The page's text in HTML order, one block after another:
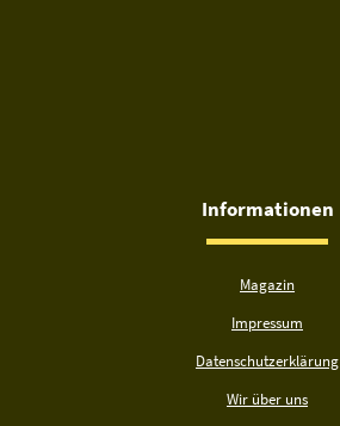
Informationen
Magazin
Impressum
Datenschutzerklärung
Wir über uns